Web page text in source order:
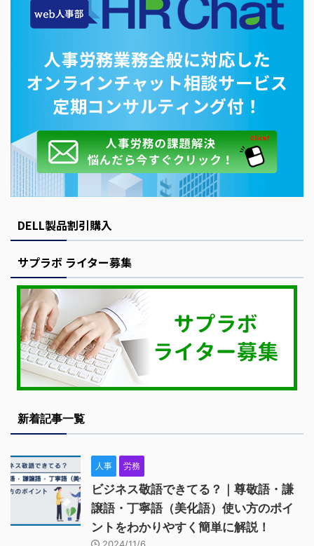
DELL製品割引購入
サプラボ ライター募集
新着記事一覧
人事 労務
ビジネス敬語できてる？｜尊敬語・謙
譲語・丁寧語（美化語）使い方のポイ
ントをわかりやすく簡単に解説！